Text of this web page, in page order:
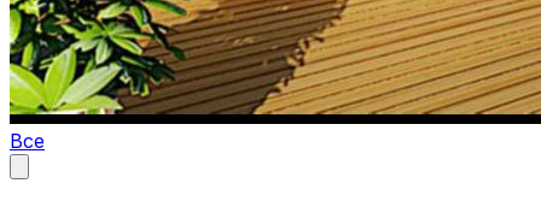
Все